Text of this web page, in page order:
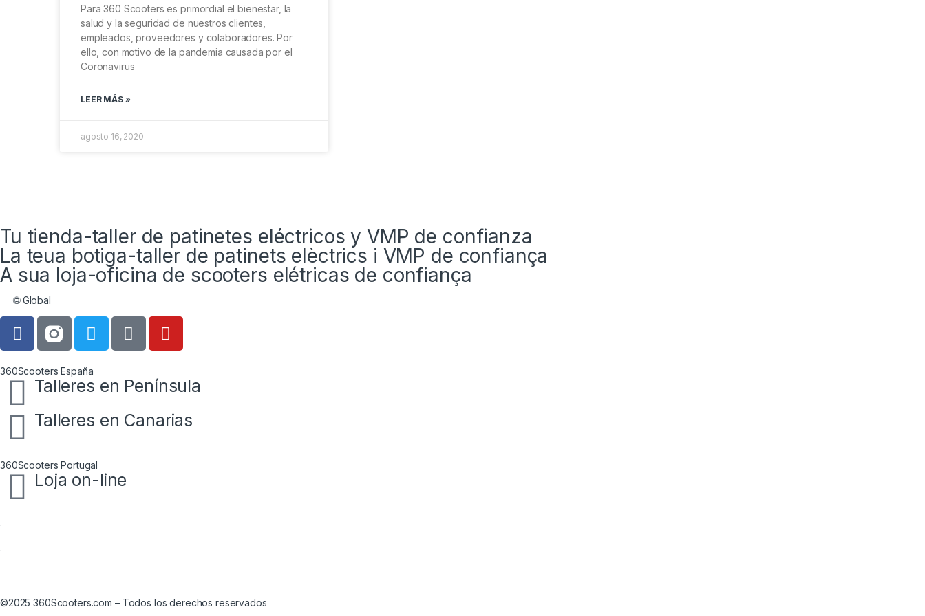
Para 360 Scooters es primordial el bienestar, la
salud y la seguridad de nuestros clientes,
empleados, proveedores y colaboradores. Por
ello, con motivo de la pandemia causada por el
Coronavirus
LEER MÁS »
agosto 16, 2020
Tu tienda-taller de patinetes eléctricos y VMP de confianza​
La teua botiga-taller de patinets elèctrics i VMP de confiança​
A sua loja-oficina de scooters elétricas de confiança
🌐 Global
360Scooters España
Talleres en Península
Talleres en Canarias
360Scooters Portugal
Loja on-line
·
·
©2025 360Scooters.com – Todos los derechos reservados